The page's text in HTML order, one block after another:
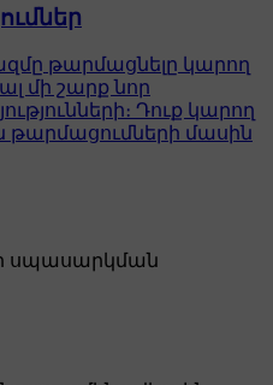
թարմացնելը կարող
մի շարք նոր
Դուք կարող
թարմացումների մասին
սպասարկման